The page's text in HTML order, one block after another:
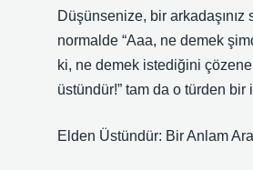
Düşünsenize, bir arkadaşınız
normalde “Aaa, ne demek
ki, ne demek istediğini
üstündür!” tam da o türden bir
Elden Üstündür: Bir Anlam